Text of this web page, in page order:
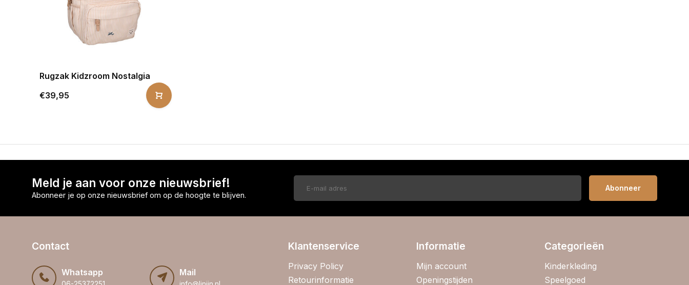
Rugzak Kidzroom Nostalgia
€39,95
Meld je aan voor onze nieuwsbrief!
Abonneer je op onze nieuwsbrief om op de hoogte te blijven.
Abonneer
Contact
Whatsapp Mail
Klantenservice
Privacy Policy
Retourinformatie
Informatie
Mijn account
Openingstijden
Categorieën
Kinderkleding
Speelgoed